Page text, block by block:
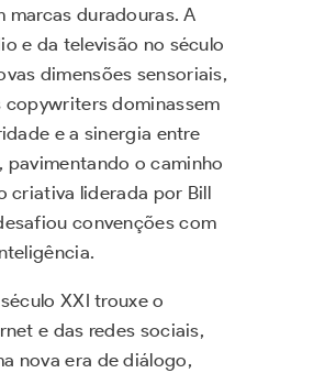
marcas duradouras. A
e da televisão no século
dimensões sensoriais,
copywriters dominassem
e a sinergia entre
pavimentando o caminho
criativa liderada por Bill
convenções com
XXI trouxe o
e das redes sociais,
nova era de diálogo,